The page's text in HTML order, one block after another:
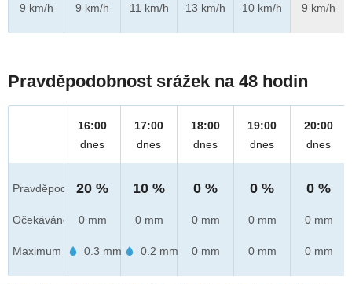
9 km/h
9 km/h
11 km/h
13 km/h
10 km/h
9 km/h
Pravděpodobnost srážek na 48 hodin
Pravděpod.
Očekáváno
Maximum
16:00
dnes
20 %
0 mm
0.3 mm
17:00
dnes
10 %
0 mm
0.2 mm
18:00
dnes
0 %
0 mm
0 mm
19:00
dnes
0 %
0 mm
0 mm
20:00
dnes
0 %
0 mm
0 mm